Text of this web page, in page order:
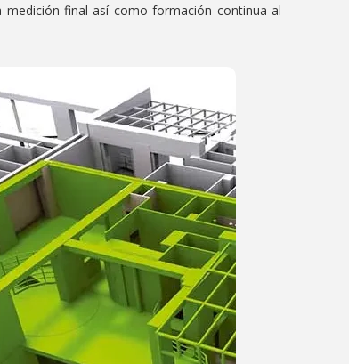
final así como formación continua al